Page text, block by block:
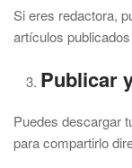
Si eres redactora,
artículos
Publicar
Puedes descargar
para compartirlo